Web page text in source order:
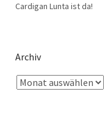
Cardigan Lunta ist da!
Archiv